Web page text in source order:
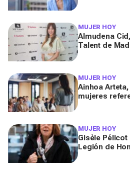
MUJER HOY
Almudena
Talent de
MUJER HOY
Ainhoa
mujeres
MUJER HOY
Gisèle
Legión de